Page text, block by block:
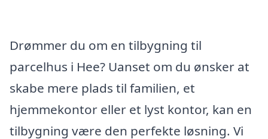
Drømmer du om en tilbygning til
parcelhus i Hee? Uanset om du ønsker at
skabe mere plads til familien, et
hjemmekontor eller et lyst kontor, kan en
tilbygning være den perfekte løsning. Vi